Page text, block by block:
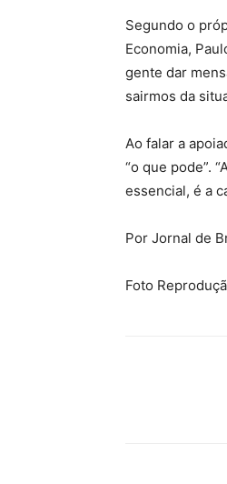
Segundo o
Economia,
gente dar
sairmos da
Ao falar a
“o que pode”.
essencial, é a
Por Jornal de
Foto